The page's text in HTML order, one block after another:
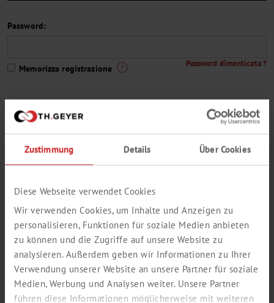
Zustimmung Details Über Cookies
Diese Webseite verwendet Cookies
Wir verwenden Cookies, um Inhalte und Anzeigen zu
personalisieren, Funktionen für soziale Medien anbieten
zu können und die Zugriffe auf unsere Website zu
analysieren. Außerdem geben wir Informationen zu Ihrer
Verwendung unserer Website an unsere Partner für soziale
Medien, Werbung und Analysen weiter. Unsere Partner
führen diese Informationen möglicherweise mit weiteren
Password:
Memorizza registrazione Password dimenticata ?
nostro shop ?
Clicca qui per la registrazione.